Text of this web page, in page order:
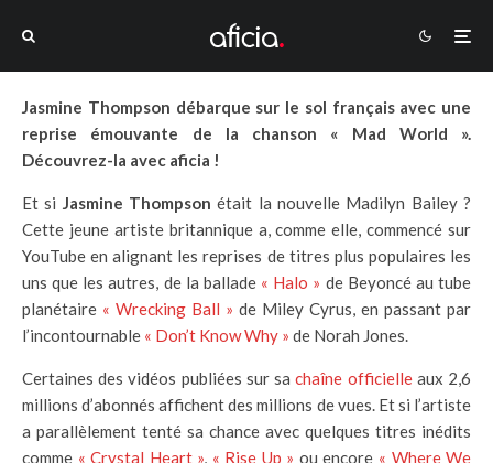
Jasmine Thompson débarque sur le sol français avec une
reprise émouvante de la chanson « Mad World ».
Découvrez-la avec aficia !
Et si Jasmine Thompson était la nouvelle Madilyn Bailey ?
Cette jeune artiste britannique a, comme elle, commencé sur
YouTube en alignant les reprises de titres plus populaires les
uns que les autres, de la ballade « Halo » de Beyoncé au tube
planétaire « Wrecking Ball » de Miley Cyrus, en passant par
l’incontournable « Don’t Know Why » de Norah Jones.
Certaines des vidéos publiées sur sachaîne officielleaux 2,6
millions d’abonnés affichent des millions de vues. Et si l’artiste
a parallèlement tenté sa chance avec quelques titres inédits
comme « Crystal Heart », « Rise Up » ou encore « Where We